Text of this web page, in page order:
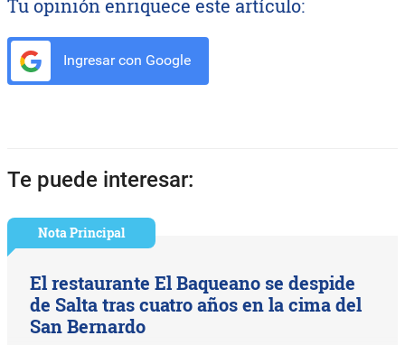
Tu opinión enriquece este artículo:
Ingresar con Google
Te puede interesar:
Nota Principal
El restaurante El Baqueano se despide
de Salta tras cuatro años en la cima del
San Bernardo